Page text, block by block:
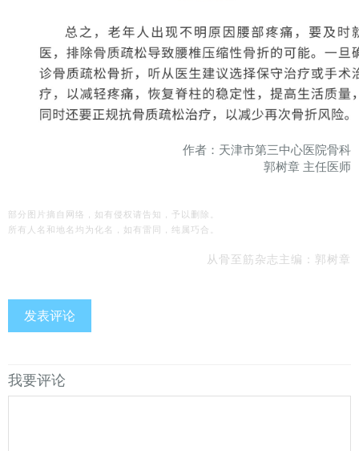
作者：天津市第三中心医院骨科
郭树章 主任医师
部分图片摘自网络，如有侵权请告知，予以删除。
所有人名和地名均为化名，如有雷同，纯属巧合。
从骨至筋杂志 主编：郭树章
发表评论
我要评论